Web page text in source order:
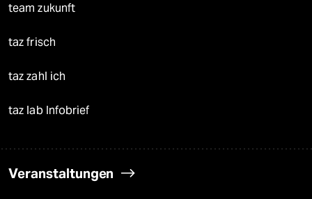
team zukunft
taz frisch
taz zahl ich
taz lab Infobrief
Veranstaltungen